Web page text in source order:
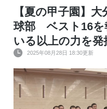
【夏の甲子園】
球部 ベスト16
いる以上の力を発
2025年08月28日 18:30更新